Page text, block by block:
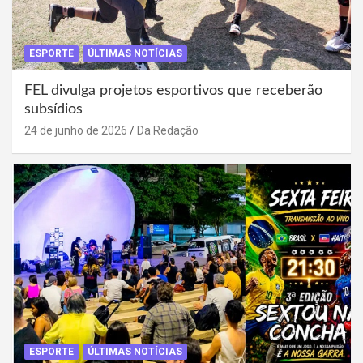
ESPORTE ÚLTIMAS NOTÍCIAS
FEL divulga projetos esportivos que receberão
subsídios
24 de junho de 2026 Da Redação
ESPORTE ÚLTIMAS NOTÍCIAS